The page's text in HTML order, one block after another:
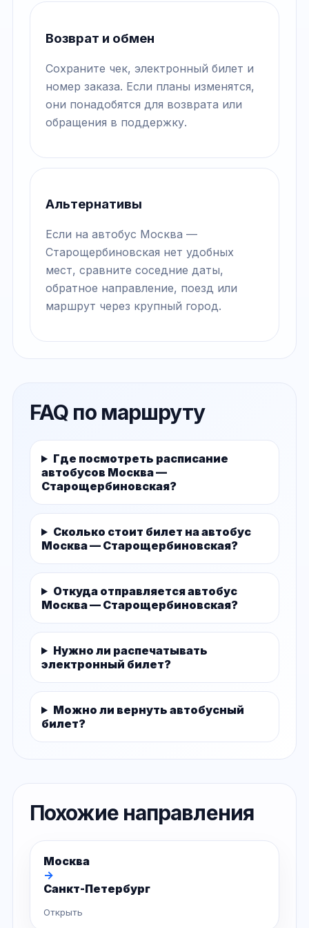
Возврат и обмен
Сохраните чек, электронный билет и
номер заказа. Если планы изменятся,
они понадобятся для возврата или
обращения в поддержку.
Альтернативы
Если на автобус Москва —
Старощербиновская нет удобных
мест, сравните соседние даты,
обратное направление, поезд или
маршрут через крупный город.
FAQ по маршруту
Где посмотреть расписание
автобусов Москва —
Старощербиновская?
Сколько стоит билет на автобус
Москва — Старощербиновская?
Откуда отправляется автобус
Москва — Старощербиновская?
Нужно ли распечатывать
электронный билет?
Можно ли вернуть автобусный
билет?
Похожие направления
Москва
→
Санкт-Петербург
Открыть